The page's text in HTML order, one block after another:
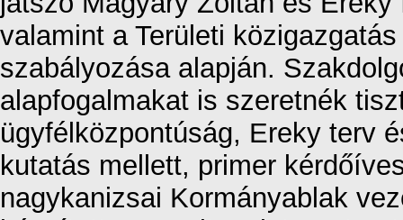
valamint a Területi
szabályozása alapján.
alapfogalmakat is szeretnék
ügyfélközpontúság, Ereky terv
kutatás mellett, primer
nagykanizsai Kormányablak